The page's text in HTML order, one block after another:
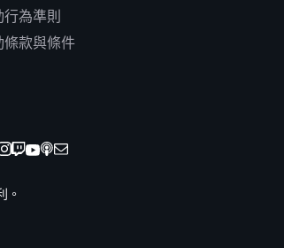
行為準則
條款與條件
。